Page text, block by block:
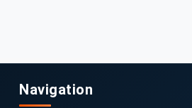
Navigation